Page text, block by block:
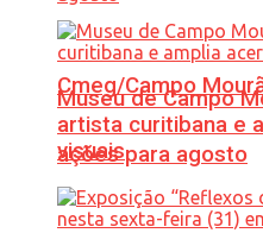
Cmeg/Campo
ações para agosto
Museu de Campo
artista curitibana e
visuais